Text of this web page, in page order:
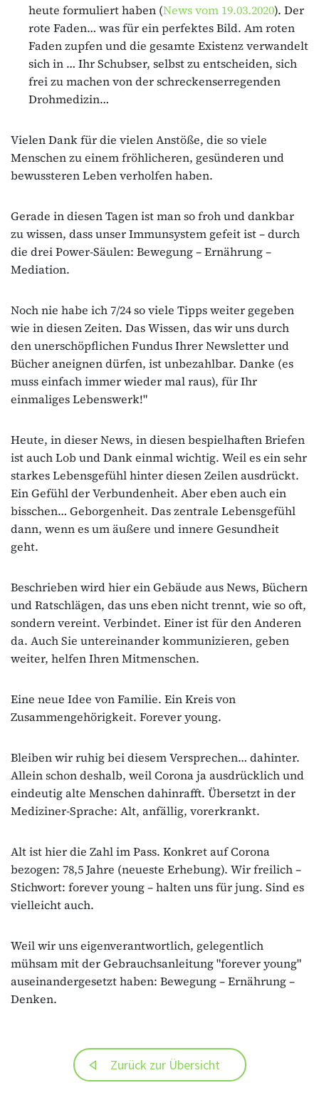
heute formuliert haben (News vom 19.03.2020). Der
rote Faden… was für ein perfektes Bild. Am roten
Faden zupfen und die gesamte Existenz verwandelt
sich in … Ihr Schubser, selbst zu entscheiden, sich
frei zu machen von der schreckenserregenden
Drohmedizin…
Vielen Dank für die vielen Anstöße, die so viele
Menschen zu einem fröhlicheren, gesünderen und
bewussteren Leben verholfen haben.
Gerade in diesen Tagen ist man so froh und dankbar
zu wissen, dass unser Immunsystem gefeit ist – durch
die drei Power-Säulen: Bewegung – Ernährung –
Mediation.
Noch nie habe ich 7/24 so viele Tipps weiter gegeben
wie in diesen Zeiten. Das Wissen, das wir uns durch
den unerschöpflichen Fundus Ihrer Newsletter und
Bücher aneignen dürfen, ist unbezahlbar. Danke (es
muss einfach immer wieder mal raus), für Ihr
einmaliges Lebenswerk!"
Heute, in dieser News, in diesen bespielhaften Briefen
ist auch Lob und Dank einmal wichtig. Weil es ein sehr
starkes Lebensgefühl hinter diesen Zeilen ausdrückt.
Ein Gefühl der Verbundenheit. Aber eben auch ein
bisschen… Geborgenheit. Das zentrale Lebensgefühl
dann, wenn es um äußere und innere Gesundheit
geht.
Beschrieben wird hier ein Gebäude aus News, Büchern
und Ratschlägen, das uns eben nicht trennt, wie so oft,
sondern vereint. Verbindet. Einer ist für den Anderen
da. Auch Sie untereinander kommunizieren, geben
weiter, helfen Ihren Mitmenschen.
Eine neue Idee von Familie. Ein Kreis von
Zusammengehörigkeit. Forever young.
Bleiben wir ruhig bei diesem Versprechen… dahinter.
Allein schon deshalb, weil Corona ja ausdrücklich und
eindeutig alte Menschen dahinrafft. Übersetzt in der
Mediziner-Sprache: Alt, anfällig, vorerkrankt.
Alt ist hier die Zahl im Pass. Konkret auf Corona
bezogen: 78,5 Jahre (neueste Erhebung). Wir freilich –
Stichwort: forever young – halten uns für jung. Sind es
vielleicht auch.
Weil wir uns eigenverantwortlich, gelegentlich
mühsam mit der Gebrauchsanleitung "forever young"
auseinandergesetzt haben: Bewegung – Ernährung –
Denken.
Zurück zur Übersicht